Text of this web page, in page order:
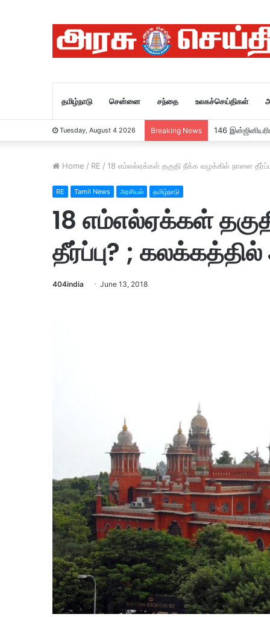
தமிழ்நாடு சென்னை சந்தை உலகச்செய்திகள்
Tuesday, August 4 2026 Breaking News 146
Home / RE / 18 எம்எல்ஏக்கள் தகுதி நீக்க வழக்கில் நாளை
RE Tamil News அரசியல் தமிழ்நாடு
18 எம்எல்ஏக்கள்
தீர்ப்பு? ;
404india June 13, 2018